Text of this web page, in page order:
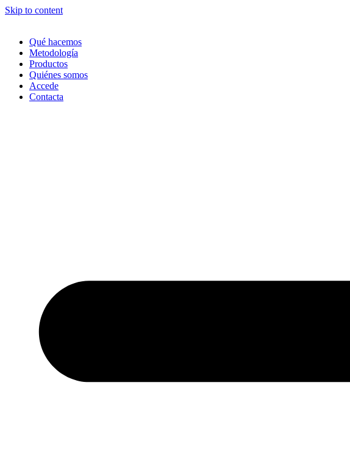
Skip to content
Qué hacemos
Metodología
Productos
Quiénes somos
Accede
Contacta